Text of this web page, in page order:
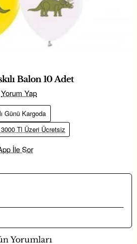
Balon 10 Adet
Günü Kargoda
Tl Üzeri Ücretsiz
İle Sor
Yorum Yap
Yorumları